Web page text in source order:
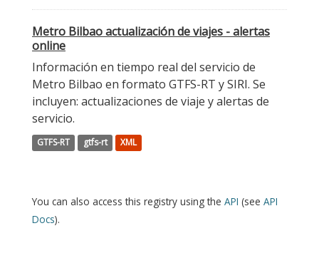
Metro Bilbao actualización de viajes - alertas
online
Información en tiempo real del servicio de
Metro Bilbao en formato GTFS-RT y SIRI. Se
incluyen: actualizaciones de viaje y alertas de
servicio.
GTFS-RT gtfs-rt XML
You can also access this registry using the API (see API
Docs).